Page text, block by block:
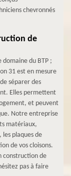
chevronnés
de
domaine du BTP ;
31 est en mesure
séparer des
Elles permettent
et peuvent
Notre entreprise
matériaux,
plaques de
de vos cloisons.
construction de
pas à faire